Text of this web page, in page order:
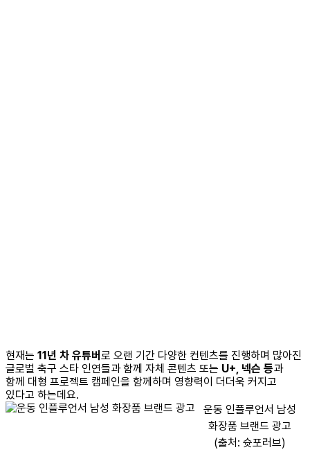
현재는 11년 차 유튜버 로 오랜 기간 다양한 컨텐츠를 진행하며 많아진
글로벌 축구 스타 인연들과 함께 자체 콘텐츠 또는 U+, 넥슨 등과
함께 대형 프로젝트 캠페인을 함께하며 영향력이 더더욱 커지고
있다고 하는데요.
운동 인플루언서 남성
화장품 브랜드 광고
(출처: 슛포러브)